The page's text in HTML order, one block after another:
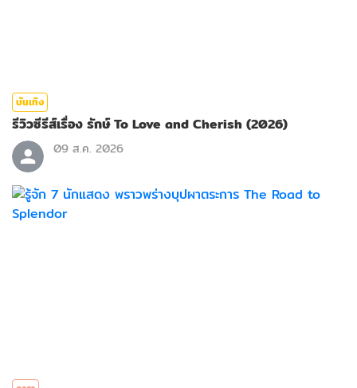
บันเทิง
รีวิวซีรีส์เรื่อง รักษ์ To Love and Cherish (2026)
09 ส.ค. 2026